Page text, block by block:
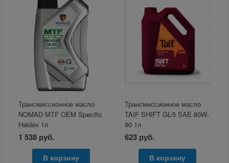
Трансмиссионное масло
NOMAD MTF OEM Specific
Haldex 1л
1 538 руб.
В корзину
Трансмиссионное масло
TAIF SHIFT GL-5 SAE 80W-
90 1л
623 руб.
В корзину